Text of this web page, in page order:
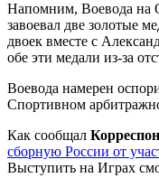
Напомним, Воевода на
завоевал две золотые
двоек вместе с
обе эти медали из-за
Воевода намерен
Спортивном
Как сообщал
сборную России от
Выступить на Играх